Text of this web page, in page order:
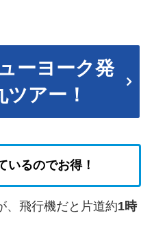
ーヨーク発
アー！
いるのでお得！
、飛行機だと片道約1時